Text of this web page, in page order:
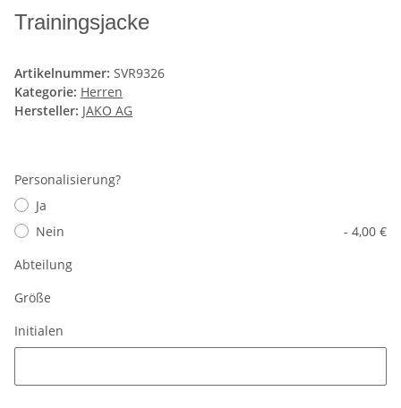
Trainingsjacke
Artikelnummer: SVR9326
Kategorie: Herren
Hersteller: JAKO AG
Personalisierung?
Ja
Nein
- 4,00 €
Abteilung
Größe
Initialen